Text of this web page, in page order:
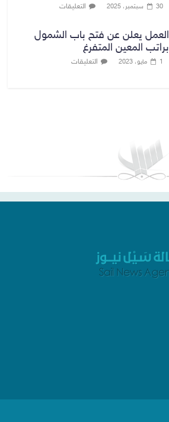
30 سبتمبر، 2025 التعليقات
العمل يعلن عن فتح باب الشمول
براتب المعين المتفرغ
1 مايو، 2023 التعليقات